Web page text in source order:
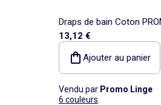
Draps de bain Coton
13,12 €
Ajouter au panier
Vendu par Promo Linge
6 couleurs